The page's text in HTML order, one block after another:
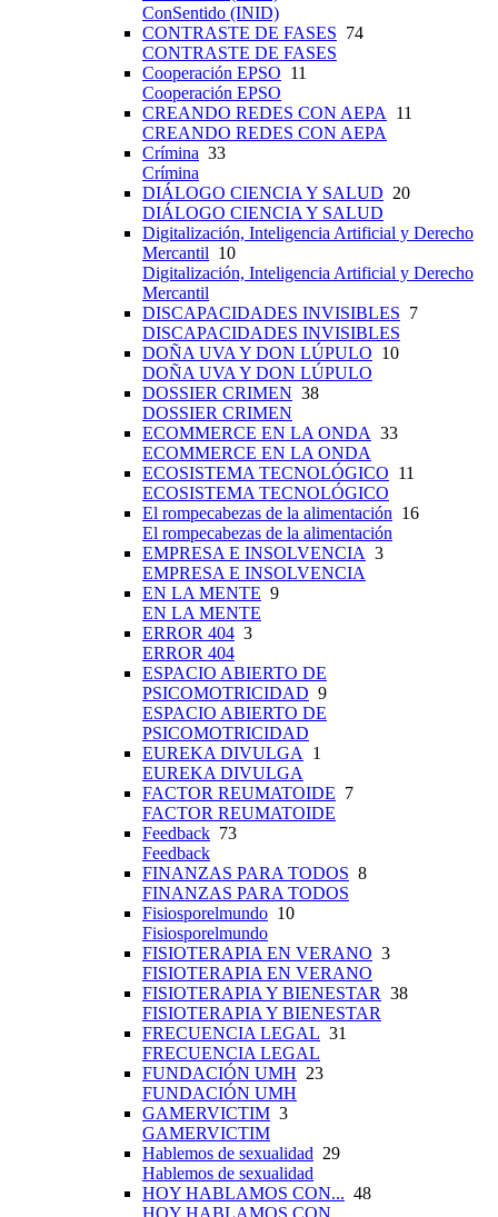
ConSentido (INID)
CONTRASTE DE FASES 74
CONTRASTE DE FASES
Cooperación EPSO 11
Cooperación EPSO
CREANDO REDES CON AEPA
11
CREANDO REDES CON AEPA
Crímina 33
Crímina
DIÁLOGO CIENCIA Y SALUD 20
DIÁLOGO CIENCIA Y SALUD
Digitalización, Inteligencia Artificial y Derecho
Mercantil 10
Digitalización, Inteligencia Artificial y Derecho
Mercantil
DISCAPACIDADES INVISIBLES 7
DISCAPACIDADES INVISIBLES
DOÑA UVA Y DON LÚPULO 10
DOÑA UVA Y DON LÚPULO
DOSSIER CRIMEN 38
DOSSIER CRIMEN
ECOMMERCE EN LA ONDA 33
ECOMMERCE EN LA ONDA
ECOSISTEMA TECNOLÓGICO 11
ECOSISTEMA TECNOLÓGICO
El rompecabezas de la alimentación 16
El rompecabezas de la alimentación
EMPRESA E INSOLVENCIA 3
EMPRESA E INSOLVENCIA
EN LA MENTE 9
EN LA MENTE
ERROR 404 3
ERROR 404
ESPACIO ABIERTO DE
PSICOMOTRICIDAD 9
ESPACIO ABIERTO DE
PSICOMOTRICIDAD
EUREKA DIVULGA
1
EUREKA DIVULGA
FACTOR REUMATOIDE 7
FACTOR REUMATOIDE
Feedback 73
Feedback
FINANZAS PARA TODOS 8
FINANZAS PARA TODOS
Fisiosporelmundo 10
Fisiosporelmundo
FISIOTERAPIA EN VERANO 3
FISIOTERAPIA EN VERANO
FISIOTERAPIA Y BIENESTAR 38
FISIOTERAPIA Y BIENESTAR
FRECUENCIA LEGAL 31
FRECUENCIA LEGAL
FUNDACIÓN UMH 23
FUNDACIÓN UMH
GAMERVICTIM 3
GAMERVICTIM
Hablemos de sexualidad 29
Hablemos de sexualidad
HOY HABLAMOS CON... 48